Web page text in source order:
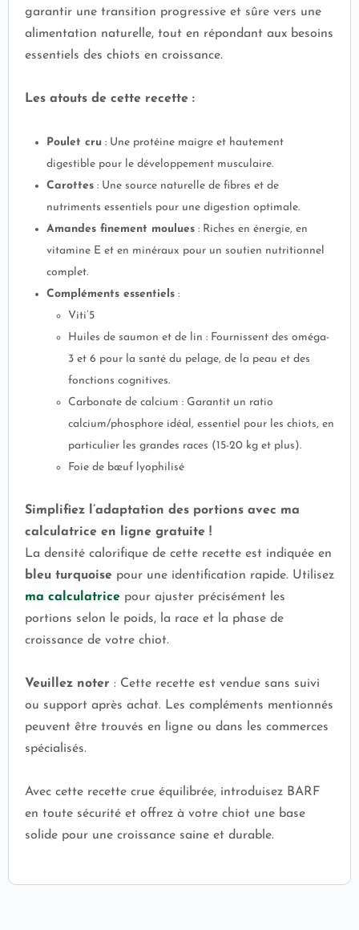
garantir une transition progressive et sûre vers une
alimentation naturelle, tout en répondant aux besoins
essentiels des chiots en croissance.
Les atouts de cette recette :
Poulet cru : Une protéine maigre et hautement
digestible pour le développement musculaire.
Carottes : Une source naturelle de fibres et de
nutriments essentiels pour une digestion optimale.
Amandes finement moulues : Riches en énergie, en
vitamine E et en minéraux pour un soutien nutritionnel
complet.
Compléments essentiels :
Viti’5
Huiles de saumon et de lin : Fournissent des oméga-
3 et 6 pour la santé du pelage, de la peau et des
fonctions cognitives.
Carbonate de calcium : Garantit un ratio
calcium/phosphore idéal, essentiel pour les chiots, en
particulier les grandes races (15-20 kg et plus).
Foie de bœuf lyophilisé
Simplifiez l’adaptation des portions avec ma
calculatrice en ligne gratuite !
La densité calorifique de cette recette est indiquée en
bleu turquoise pour une identification rapide. Utilisez
ma calculatrice pour ajuster précisément les
portions selon le poids, la race et la phase de
croissance de votre chiot.
Veuillez noter : Cette recette est vendue sans suivi
ou support après achat. Les compléments mentionnés
peuvent être trouvés en ligne ou dans les commerces
spécialisés.
Avec cette recette crue équilibrée, introduisez BARF
en toute sécurité et offrez à votre chiot une base
solide pour une croissance saine et durable.